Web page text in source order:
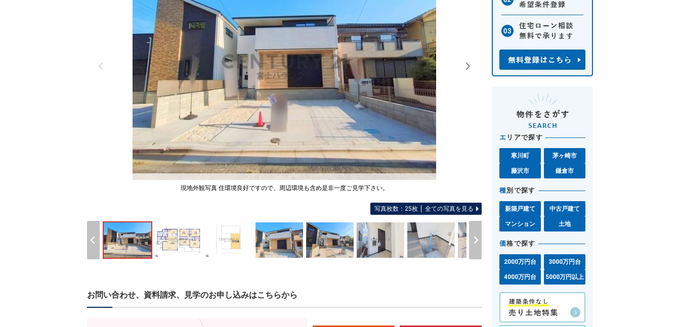
現地外観写真 住環境良好ですので、周辺環境も含め是非一度ご見学下さい。
写真枚数：25枚 全ての写真を見る
お問い合わせ、資料請求、見学のお申し込みはこちらから
エ リアで探す
寒川町 茅ヶ崎市
藤沢市 鎌倉市
種別で探す
新築戸建て 中古戸建て
マンション 土地
価格で探す
2000万円台 3000万円台
4000万円台 5000万円以上